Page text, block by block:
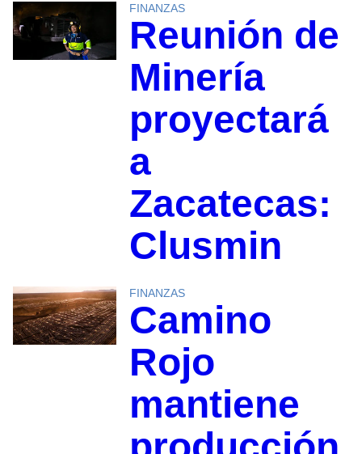
FINANZAS
Reunión de
Minería
proyectará
a
Zacatecas:
Clusmin
FINANZAS
Camino
Rojo
mantiene